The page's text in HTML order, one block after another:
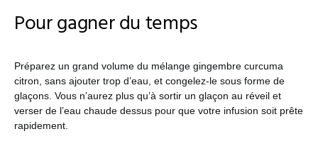
Pour gagner du temps
Préparez un grand volume du mélange gingembre curcuma
citron, sans ajouter trop d’eau, et congelez-le sous forme de
glaçons. Vous n’aurez plus qu’à sortir un glaçon au réveil et
verser de l’eau chaude dessus pour que votre infusion soit prête
rapidement.